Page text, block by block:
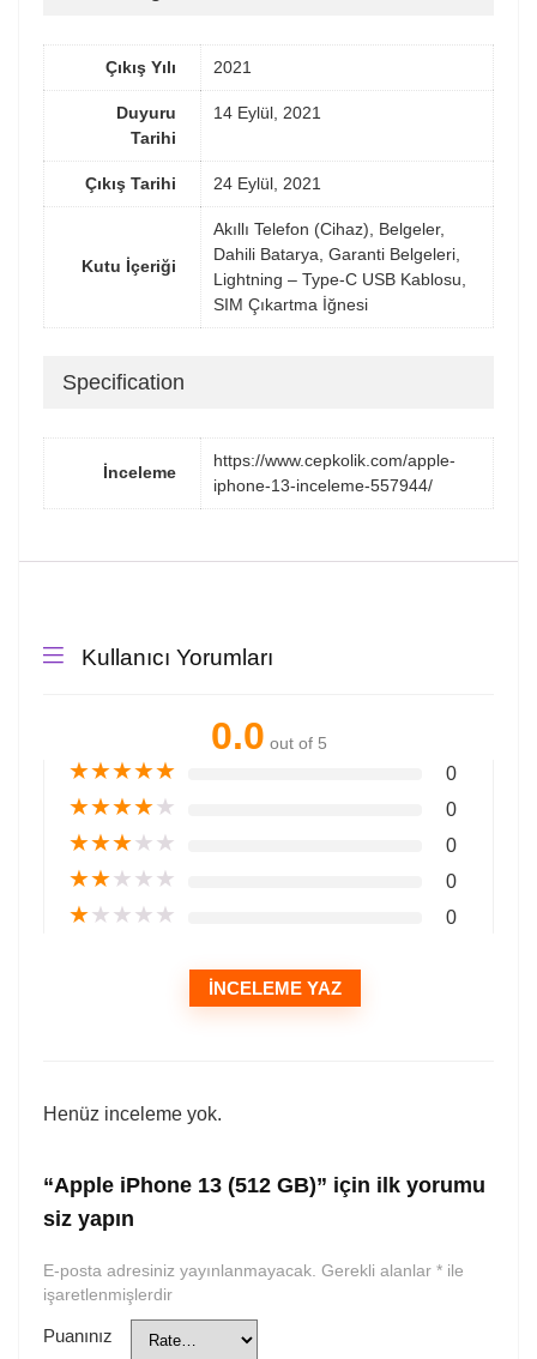
Çıkış Yılı 2021
Duyuru
Tarihi
14 Eylül, 2021
Çıkış Tarihi 24 Eylül, 2021
Kutu İçeriği
Akıllı Telefon (Cihaz), Belgeler,
Dahili Batarya, Garanti Belgeleri,
Lightning – Type-C USB Kablosu,
SIM Çıkartma İğnesi
Specification
İnceleme
https://www.cepkolik.com/apple-
iphone-13-inceleme-557944/
Kullanıcı Yorumları
0.0 out of 5
★★★★★ 0
★★★★★ 0
★★★★★ 0
★★★★★ 0
★★★★★ 0
İNCELEME YAZ
Henüz inceleme yok.
“Apple iPhone 13 (512 GB)” için ilk yorumu
siz yapın
E-posta adresiniz yayınlanmayacak. Gerekli alanlar * ile
işaretlenmişlerdir
Puanınız